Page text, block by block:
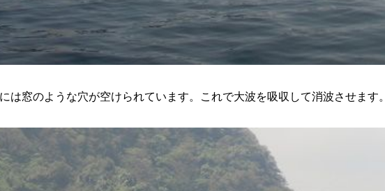
は窓のような穴が空けられています。これで大波を吸収して消波させます。